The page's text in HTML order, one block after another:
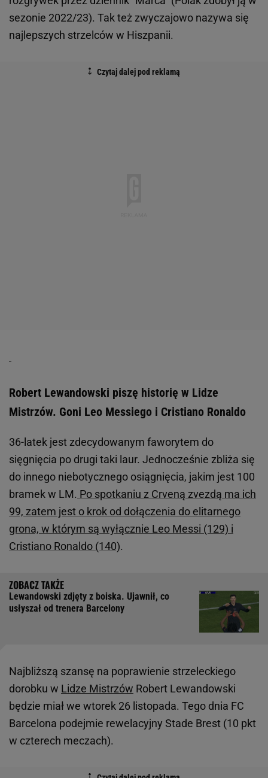
sezonie 2022/23). Tak też zwyczajowo nazywa się
najlepszych strzelców w Hiszpanii.
Robert Lewandowski piszę historię w Lidze
Mistrzów. Goni Leo Messiego i Cristiano Ronaldo
36-latek jest zdecydowanym faworytem do
sięgnięcia po drugi taki laur. Jednocześnie zbliża się
do innego niebotycznego osiągnięcia, jakim jest 100
bramek w LM. Po spotkaniu z Crveną zvezdą ma ich
99, zatem jest o krok od dołączenia do elitarnego
grona, w którym są wyłącznie Leo Messi (129) i
Cristiano Ronaldo (140).
Lewandowski zdjęty z boiska. Ujawnił, co
usłyszał od trenera Barcelony
Najbliższą szansę na poprawienie strzeleckiego
dorobku w Lidze Mistrzów Robert Lewandowski
będzie miał we wtorek 26 listopada. Tego dnia FC
Barcelona podejmie rewelacyjny Stade Brest (10 pkt
w czterech meczach).